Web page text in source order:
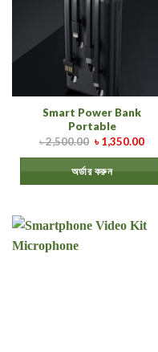
Smart Power Bank
Portable
৳2,500.00 ৳1,350.00
অর্ডার করুন